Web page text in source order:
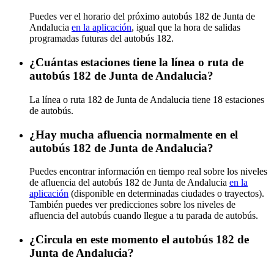
Puedes ver el horario del próximo autobús 182 de Junta de
Andalucia en la aplicación, igual que la hora de salidas
programadas futuras del autobús 182.
¿Cuántas estaciones tiene la línea o ruta de
autobús 182 de Junta de Andalucia?
La línea o ruta 182 de Junta de Andalucia tiene 18 estaciones
de autobús.
¿Hay mucha afluencia normalmente en el
autobús 182 de Junta de Andalucia?
Puedes encontrar información en tiempo real sobre los niveles
de afluencia del autobús 182 de Junta de Andalucia en la
aplicación (disponible en determinadas ciudades o trayectos).
También puedes ver predicciones sobre los niveles de
afluencia del autobús cuando llegue a tu parada de autobús.
¿Circula en este momento el autobús 182 de
Junta de Andalucia?